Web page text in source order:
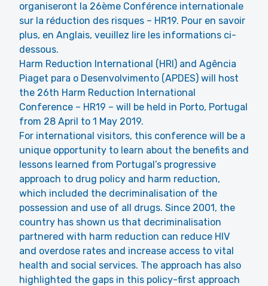
organiseront la 26ème Conférence internationale
sur la réduction des risques – HR19. Pour en savoir
plus, en Anglais, veuillez lire les informations ci-
dessous.
Harm Reduction International (HRI) and Agência
Piaget para o Desenvolvimento (APDES) will host
the 26th Harm Reduction International
Conference – HR19 – will be held in Porto, Portugal
from 28 April to 1 May 2019.
For international visitors, this conference will be a
unique opportunity to learn about the benefits and
lessons learned from Portugal’s progressive
approach to drug policy and harm reduction,
which included the decriminalisation of the
possession and use of all drugs. Since 2001, the
country has shown us that decriminalisation
partnered with harm reduction can reduce HIV
and overdose rates and increase access to vital
health and social services. The approach has also
highlighted the gaps in this policy-first approach